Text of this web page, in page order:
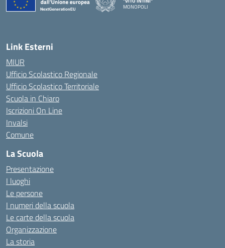
MONOPOLI
Link Esterni
MIUR
Ufficio Scolastico Regionale
Ufficio Scolastico Territoriale
Scuola in Chiaro
Iscrizioni On Line
Invalsi
Comune
La Scuola
Presentazione
I luoghi
Le persone
I numeri della scuola
Le carte della scuola
Organizzazione
La storia